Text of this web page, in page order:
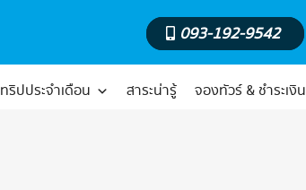
093-192-9542
ทริปประจำเดือน สาระน่ารู้ จองทัวร์ & ชำระเงิน